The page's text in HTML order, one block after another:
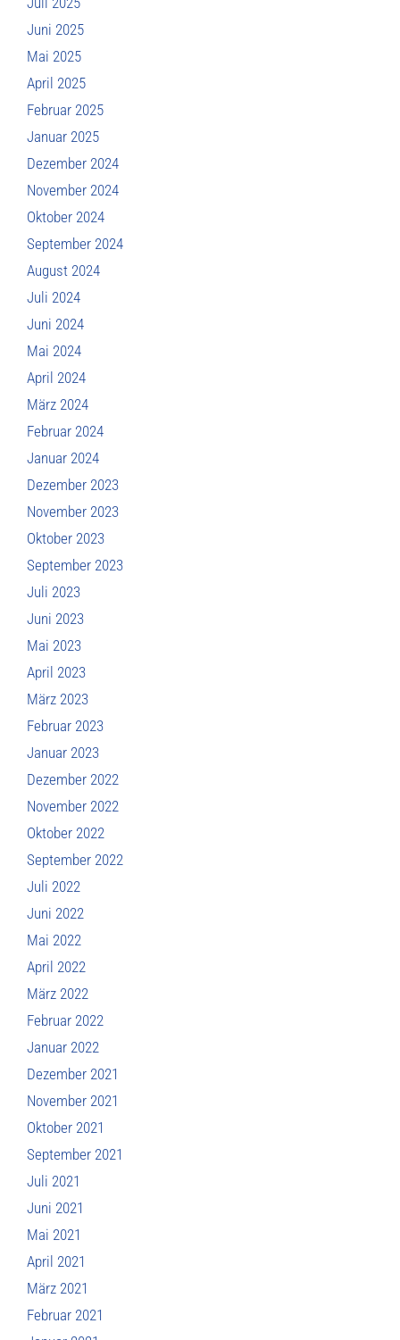
Juni 2025
Mai 2025
April 2025
Februar 2025
Januar 2025
Dezember 2024
November 2024
Oktober 2024
September 2024
August 2024
Juli 2024
Juni 2024
Mai 2024
April 2024
März 2024
Februar 2024
Januar 2024
Dezember 2023
November 2023
Oktober 2023
September 2023
Juli 2023
Juni 2023
Mai 2023
April 2023
März 2023
Februar 2023
Januar 2023
Dezember 2022
November 2022
Oktober 2022
September 2022
Juli 2022
Juni 2022
Mai 2022
April 2022
März 2022
Februar 2022
Januar 2022
Dezember 2021
November 2021
Oktober 2021
September 2021
Juli 2021
Juni 2021
Mai 2021
April 2021
März 2021
Februar 2021